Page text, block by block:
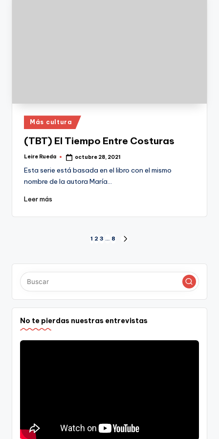
Publicado
en
Más cultura
(TBT) El Tiempo Entre Costuras
Publicado
Leire Rueda octubre 28, 2021
Esta serie está basada en el libro con el mismo
nombre de la autora María…
Leer más
Paginación
de
entradas
1 2 3 … 8
No te pierdas nuestras entrevistas